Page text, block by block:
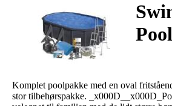
Komplet poolpakke med en oval
stor tilbehørspakke.